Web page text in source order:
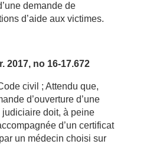
demande de
d’aide aux victimes.
2017, no 16-17.672
civil ; Attendu que,
d’ouverture d’une
doit, à peine
d’un certificat
un médecin choisi sur